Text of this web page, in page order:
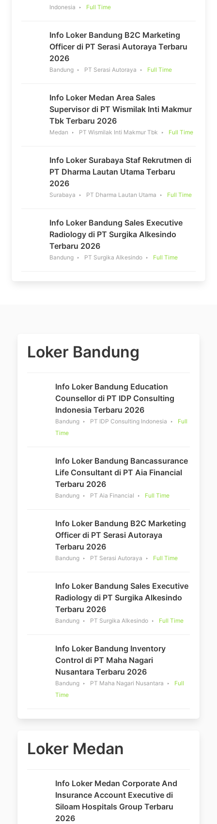
Indonesia Full Time
Info Loker Bandung B2C Marketing
Officer di PT Serasi Autoraya Terbaru
2026
Bandung PT Serasi Autoraya Full Time
Info Loker Medan Area Sales
Supervisor di PT Wismilak Inti Makmur
Tbk Terbaru 2026
Medan PT Wismilak Inti Makmur Tbk Full Time
Info Loker Surabaya Staf Rekrutmen di
PT Dharma Lautan Utama Terbaru
2026
Surabaya PT Dharma Lautan Utama Full Time
Info Loker Bandung Sales Executive
Radiology di PT Surgika Alkesindo
Terbaru 2026
Bandung PT Surgika Alkesindo Full Time
Loker Bandung
Info Loker Bandung Education
Counsellor di PT IDP Consulting
Indonesia Terbaru 2026
Bandung PT IDP Consulting Indonesia
Full
Time
Info Loker Bandung Bancassurance
Life Consultant di PT Aia Financial
Terbaru 2026
Bandung PT Aia Financial Full Time
Info Loker Bandung B2C Marketing
Officer di PT Serasi Autoraya
Terbaru 2026
Bandung PT Serasi Autoraya Full Time
Info Loker Bandung Sales Executive
Radiology di PT Surgika Alkesindo
Terbaru 2026
Bandung PT Surgika Alkesindo Full Time
Info Loker Bandung Inventory
Control di PT Maha Nagari
Nusantara Terbaru 2026
Bandung PT Maha Nagari Nusantara
Full
Time
Loker Medan
Info Loker Medan Corporate And
Insurance Account Executive di
Siloam Hospitals Group Terbaru
2026